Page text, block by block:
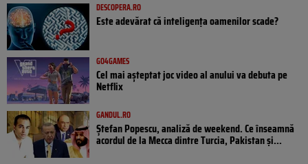
DESCOPERA.RO
Este adevărat că inteligența oamenilor scade?
GO4GAMES
Cel mai așteptat joc video al anului va debuta pe
Netflix
GANDUL.RO
Ștefan Popescu, analiză de weekend. Ce înseamnă
acordul de la Mecca dintre Turcia, Pakistan şi...